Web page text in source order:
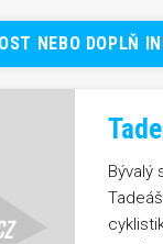
NEBO DOPLŇ
Bývalý